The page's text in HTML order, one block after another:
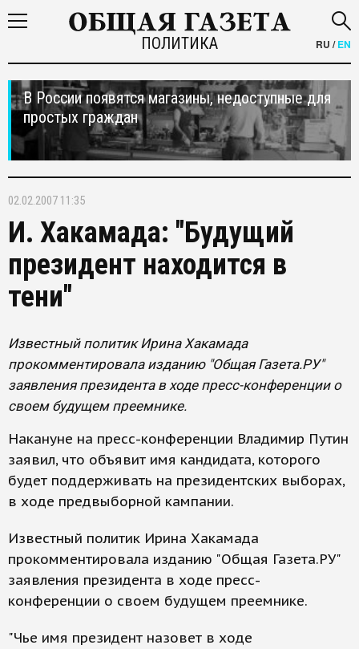
ПОЛИТИКА RU /EN
В России появятся магазины, недоступные для
простых граждан
02.02.2007 11:35
И. Хакамада: "Будущий
президент находится в
тени"
Известный политик Ирина Хакамада
прокомментировала изданию "Общая Газета.РУ"
заявления президента в ходе пресс-конференции о
своем будущем преемнике.
Накануне на пресс-конференции Владимир Путин
заявил, что объявит имя кандидата, которого
будет поддерживать на президентских выборах,
в ходе предвыборной кампании.
Известный политик Ирина Хакамада
прокомментировала изданию "Общая Газета.РУ"
заявления президента в ходе пресс-
конференции о своем будущем преемнике.
"Чье имя президент назовет в ходе